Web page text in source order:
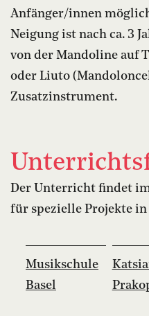
Anfänger/innen
Neigung ist nach ca. 3
von der Mandoline auf
oder Liuto
Zusatzinstrument.
Der Unterricht findet
für spezielle Projekte
Musikschule
Basel